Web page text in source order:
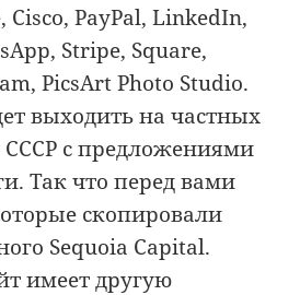
Cisco, PayPal, LinkedIn,
Stripe, Square,
PicsArt Photo Studio.
выходить на частных
с предложениями
Так что перед вами
скопировали
Sequoia Capital.
имеет другую